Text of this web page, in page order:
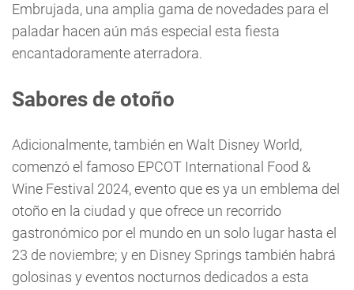
Embrujada, una amplia gama de novedades para el
paladar hacen aún más especial esta fiesta
encantadoramente aterradora.
Sabores de otoño
Adicionalmente, también en Walt Disney World,
comenzó el famoso EPCOT International Food &
Wine Festival 2024, evento que es ya un emblema del
otoño en la ciudad y que ofrece un recorrido
gastronómico por el mundo en un solo lugar hasta el
23 de noviembre; y en Disney Springs también habrá
golosinas y eventos nocturnos dedicados a esta